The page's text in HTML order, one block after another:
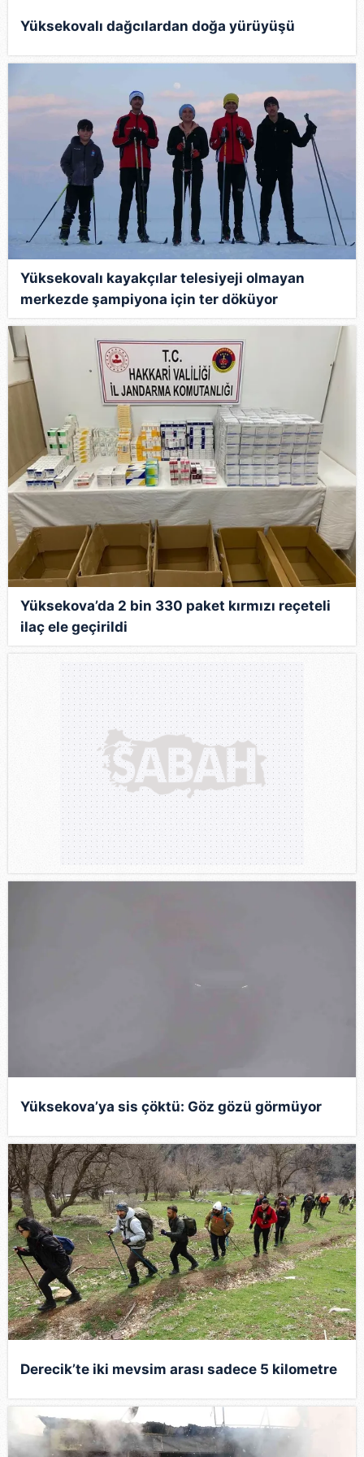
reklam/pazarlama faaliyetlerinin yapılması, amaçlarıyla
Çerezlere ilişkin tercihlerinizi aşağıda yer alan panel
vasıtasıyla belirleyebilirsiniz. Çerezlere ilişkin detaylı bilgi
için Ayarlar butonuna tıklayabilir,Çerez Bilgilendirme
Metnimiziziyaret edebilirsiniz.
6698 sayılı Kişisel Verilerin Korunması Kanunu uyarınca
hazırlanmış Aydınlatma Metnimizi okumak ve sitemizde
ilgili mevzuata uygun olarak kullanılan çerezlerle ilgili bilgi
almak için lütfen
tıklayınız.
Yüksekovalı dağcılardan doğa yürüyüşü
Yüksekovalı kayakçılar telesiyeji olmayan
merkezde şampiyona için ter döküyor
Yüksekova’da 2 bin 330 paket kırmızı reçeteli
ilaç ele geçirildi
Yüksekova’ya sis çöktü: Göz gözü görmüyor
Derecik’te iki mevsim arası sadece 5 kilometre